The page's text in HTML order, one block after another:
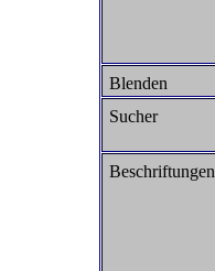
Blenden
Sucher
Beschriftungen